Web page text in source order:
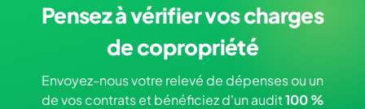
Pensez à vérifier vos charges
de copropriété
Envoyez-nous votre relevé de dépenses ou un
de vos contrats et bénéficiez d'un audit100 %